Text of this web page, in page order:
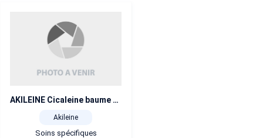
AKILEINE Cicaleine baume mains pieds tube 30 ml
Akileine
Soins spécifiques